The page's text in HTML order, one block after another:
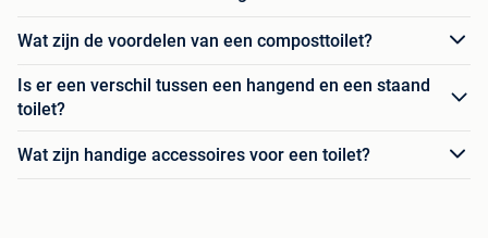
Wat zijn de voordelen van een composttoilet?
Is er een verschil tussen een hangend en een staand
toilet?
Wat zijn handige accessoires voor een toilet?